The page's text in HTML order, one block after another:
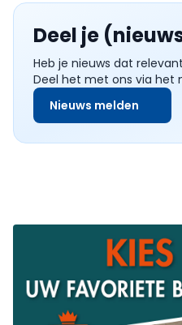
Deel je
Heb je nieuws dat
Deel het met ons via het
Nieuws melden